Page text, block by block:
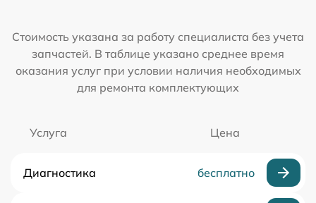
Стоимость указана за работу специалиста без учета
запчастей. В таблице указано среднее время
оказания услуг при условии наличия необходимых
для ремонта комплектующих
Услуга Цена
Диагностика бесплатно